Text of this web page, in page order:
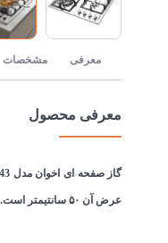
معرفی مشخصات
معرفی محصول
عرض آن ۵۰ سانتیمتر است.